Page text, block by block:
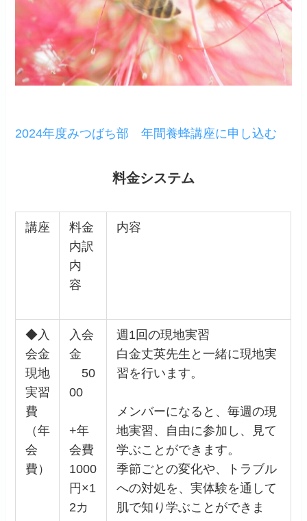
2024年度みつばち部 年間養蜂講座に申し込む
料金システム
講座
料金
内訳
内
容
内容
◆入
会金
現地
実習
費
（年
会
費）
入会
金
50
00
+年
会費
1000
円×1
2カ
週1回の現地実習
白金丈英先生と一緒に現地実
習を行います。
メンバーになると、毎週の現
地実習、自由に参加し、見て
学ぶことができます。
季節ごとの変化や、トラブル
への対処を、実体験を通して
肌で知り学ぶことができま